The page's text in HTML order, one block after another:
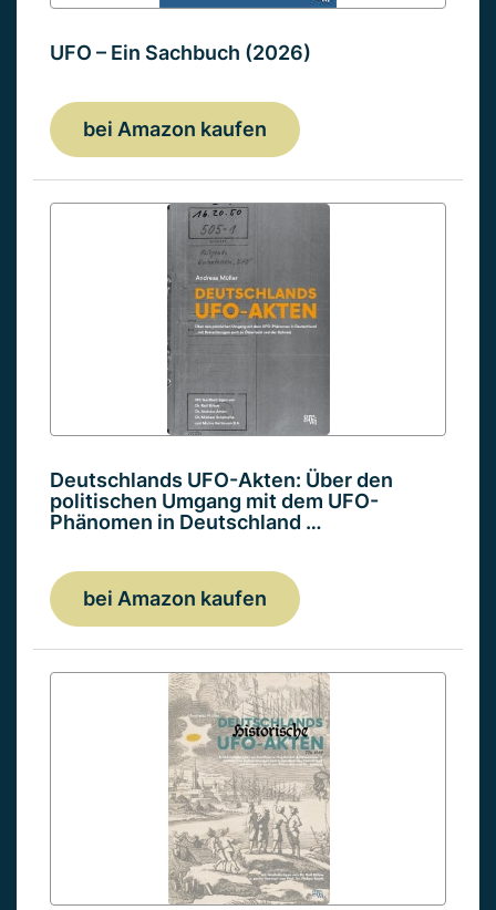
UFO – Ein Sachbuch (2026)
bei Amazon kaufen
Deutschlands UFO-Akten: Über den
politischen Umgang mit dem UFO-
Phänomen in Deutschland …
bei Amazon kaufen